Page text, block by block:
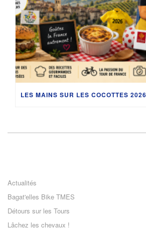
Actualités
Bagat'elles Bike TMES
Détours sur les Tours
Lâchez les chevaux !